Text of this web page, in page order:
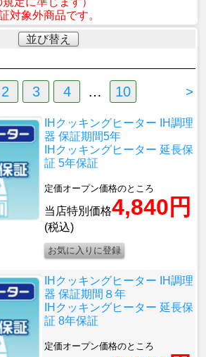
対象外商品です。
並び替え
>
2 3 4 … 10
IHクッキングヒーター IH調理
器 保証期間5年
IHクッキングヒーター 延長保
証 5年保証
定価オープン価格のところ
当店特別価格4,840円
(税込)
IHクッキングヒーター IH調理
器 保証期間８年
IHクッキングヒーター 延長保
証 8年保証
定価オープン価格のところ